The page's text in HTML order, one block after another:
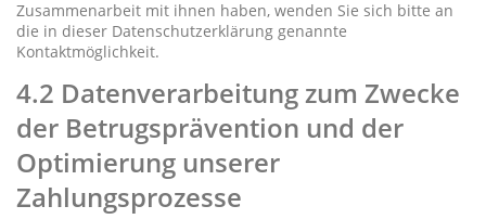
Zusammenarbeit mit ihnen haben, wenden Sie sich bitte an
die in dieser Datenschutzerklärung genannte
Kontaktmöglichkeit.
4.2 Datenverarbeitung zum Zwecke
der Betrugsprävention und der
Optimierung unserer
Zahlungsprozesse